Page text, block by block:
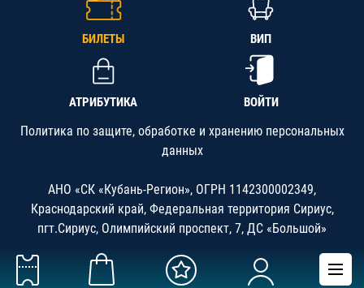
БИЛЕТЫ ВИП
АТРИБУТИКА ВОЙТИ
Политика по защите, обработке и хранению персональных
данных
АНО «СК «Кубань-Регион», ОГРН 1142300002349,
Краснодарский край, Федеральная территория Сириус,
пгт.Сириус, Олимпийский проспект, 7, ДС «Большой»